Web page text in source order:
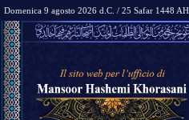
Domenica 9 agosto 2026 d.C. / 25 Safar 1448 AH